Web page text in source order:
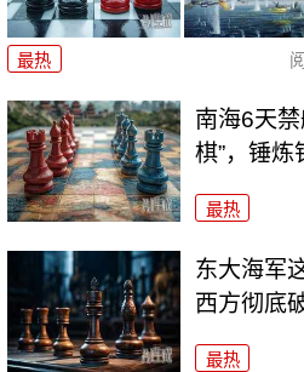
最热
南海6天
棋”，锤炼
最热
东大海军
西方彻底
最热